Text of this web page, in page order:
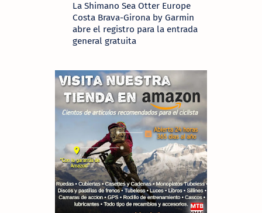
La Shimano Sea Otter Europe
Costa Brava-Girona by Garmin
abre el registro para la entrada
general gratuita